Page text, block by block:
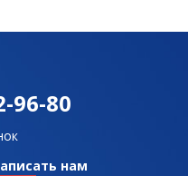
96-80
нам